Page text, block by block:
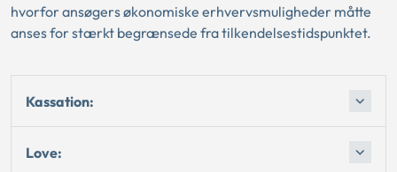
hvorfor ansøgers økonomiske erhvervsmuligheder måtte
anses for stærkt begrænsede fra tilkendelsestidspunktet.
Kassation:
Love: